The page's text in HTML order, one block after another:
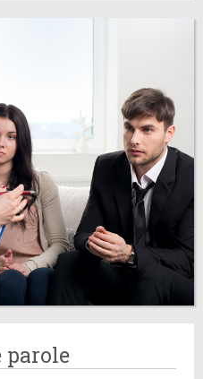
parole